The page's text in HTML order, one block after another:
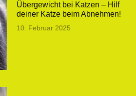
Übergewicht bei Katzen – Hilf
deiner Katze beim Abnehmen!
10. Februar 2025